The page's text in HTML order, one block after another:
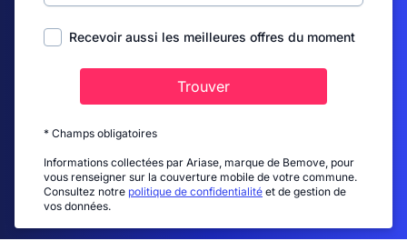
Recevoir aussi les meilleures offres du moment
Trouver
* Champs obligatoires
Informations collectées par Ariase, marque de Bemove, pour
vous renseigner sur la couverture mobile de votre commune.
Consultez notre politique de confidentialité et de gestion de
vos données.